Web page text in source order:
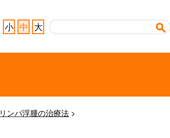
小 中 大
リンパ浮腫の治療法